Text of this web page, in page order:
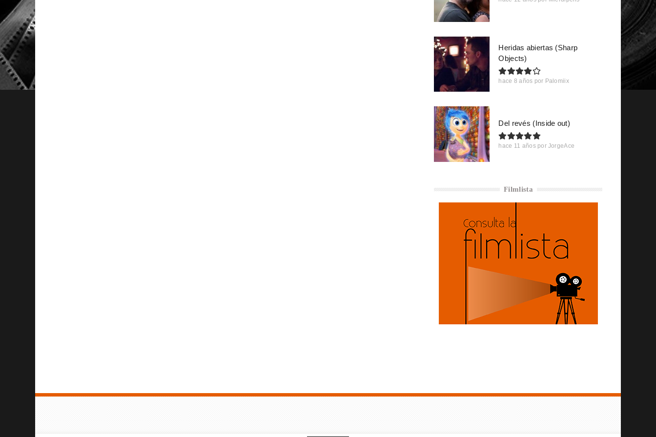
Heridas abiertas (Sharp
Objects)
hace 8 años por Palomiix
Del revés (Inside out)
hace 11 años por JorgeAce
Filmlista